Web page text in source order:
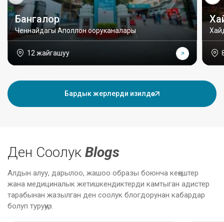
Бангалор
Ченнайдагы Аполлон ооруканалары
12 жайгашуу
Бардык жерлерди изилдөө
Ден Соолук Blogs
Алдын алуу, дарылоо, жашоо образы боюнча кеңештер
жана медициналык жетишкендиктерди камтыган адистер
тарабынан жазылган ден соолук блогдорунан кабардар
болуп туруңуз.